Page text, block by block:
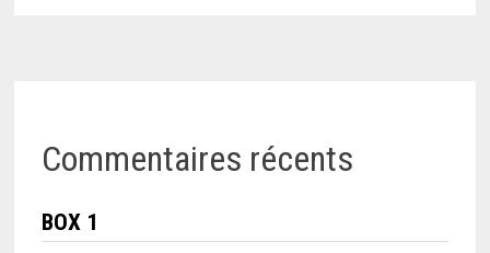
Commentaires récents
BOX 1